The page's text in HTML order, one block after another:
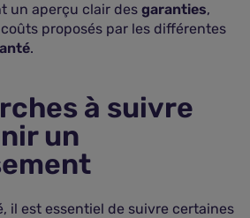
un aperçu clair des garanties,
proposés par les différentes
.
à suivre
un
il est essentiel de suivre certaines